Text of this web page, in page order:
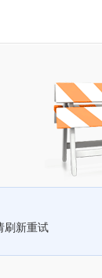
刷新重试